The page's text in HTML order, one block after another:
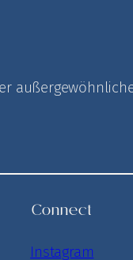
Connect
Instagram